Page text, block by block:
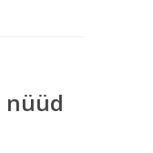
nüüd